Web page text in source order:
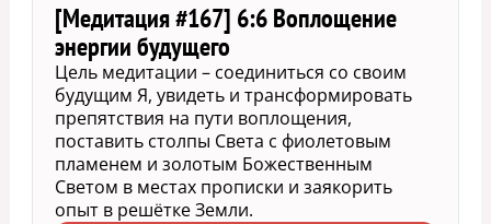
[Медитация #167] 6:6 Воплощение
энергии будущего
Цель медитации – соединиться со своим
будущим Я, увидеть и трансформировать
препятствия на пути воплощения,
поставить столпы Света с фиолетовым
пламенем и золотым Божественным
Светом в местах прописки и заякорить
опыт в решётке Земли.